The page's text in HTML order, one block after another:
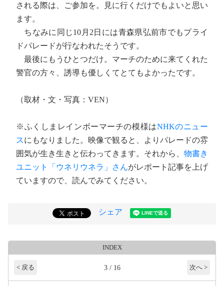
される際は、ご参加を。見に行くだけでもよいと思い
ます。
ちなみに同じ10月2日には青森県弘前市でもプライ
ドパレードが行なわれたそうです。
最後にもうひとつだけ。マーチのために来てくれた
警官の方々、誘導も優しくてとてもよかったです。
（取材・文・写真：VEN）
※ふくしまレインボーマーチの模様はNHKのニュー
スにもなりました。映像で観ると、よりパレードの雰
囲気が生き生きと伝わってきます。それから、 物書き
ユニット「ウネリウネラ」さんがレポート記事を上げ
ていますので、読んでみてください。
シェア
INDEX
< 戻る 3 / 16 次へ >